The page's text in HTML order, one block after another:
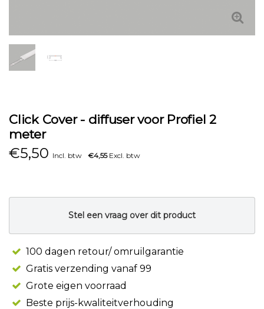
Click Cover - diffuser voor Profiel 2
meter
€5,50 Incl. btw €4,55Excl. btw
Stel een vraag over dit product
100 dagen retour/ omruilgarantie
Gratis verzending vanaf 99
Grote eigen voorraad
Beste prijs-kwaliteitverhouding